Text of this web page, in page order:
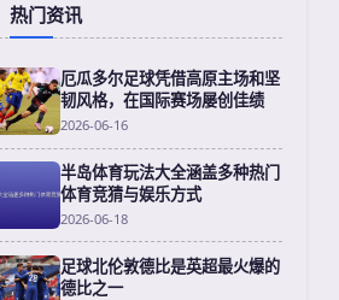
热门资讯
厄瓜多尔足球凭借高原主场和坚
韧风格，在国际赛场屡创佳绩
2026-06-16
半岛体育玩法大全涵盖多种热门
体育竞猜与娱乐方式
2026-06-18
足球北伦敦德比是英超最火爆的
德比之一